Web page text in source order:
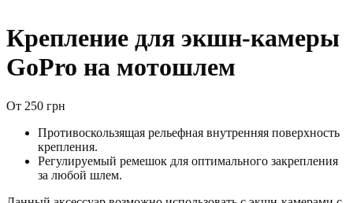
Крепление для экшн-камеры
GoPro на мотошлем
От 250 грн
Противоскользящая рельефная внутренняя поверхность
крепления.
Регулируемый ремешок для оптимального закрепления
за любой шлем.